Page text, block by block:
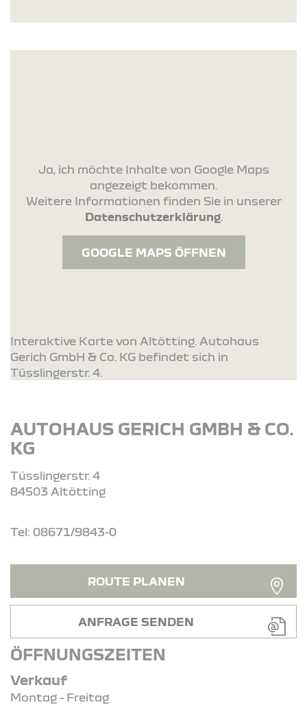
Ja, ich möchte Inhalte von Google Maps
angezeigt bekommen.
Weitere Informationen finden Sie in unserer
Datenschutzerklärung.
GOOGLE MAPS ÖFFNEN
Interaktive Karte von Altötting. Autohaus
Gerich GmbH & Co. KG befindet sich in
Tüsslingerstr. 4.
AUTOHAUS GERICH GMBH & CO.
KG
Tüsslingerstr. 4
84503 Altötting
Tel: 08671/9843-0
ROUTE PLANEN
ANFRAGE SENDEN
ÖFFNUNGSZEITEN
Verkauf
Montag - Freitag